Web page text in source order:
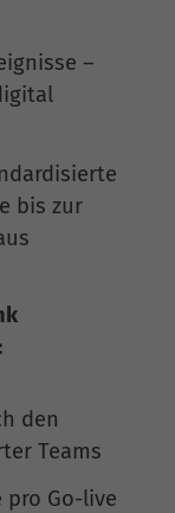
–
bis zur
den
Teams
pro Go-live